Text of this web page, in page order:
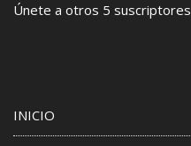
Únete a otros 5 suscriptores
INICIO